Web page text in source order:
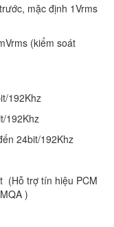
mặc định 1Vrms
(kiểm soát
192Khz
192Khz
24bit/192Khz
(Hỗ trợ tín hiệu PCM
)